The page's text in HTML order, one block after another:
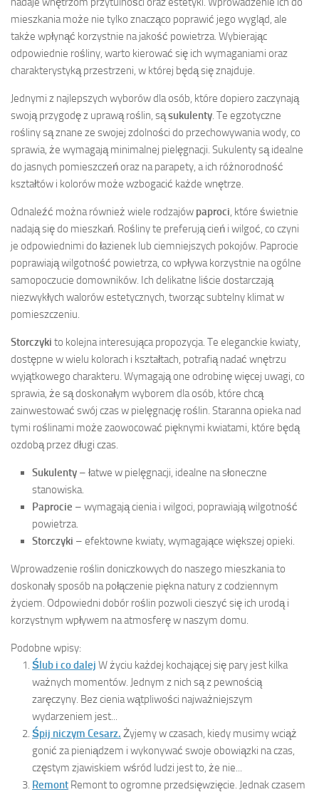
mieszkania może nie tylko znacząco poprawić jego wygląd, ale
także wpłynąć korzystnie na jakość powietrza. Wybierając
odpowiednie rośliny, warto kierować się ich wymaganiami oraz
charakterystyką przestrzeni, w której będą się znajduje.
Jednymi z najlepszych wyborów dla osób, które dopiero zaczynają
swoją przygodę z uprawą roślin, sąsukulenty. Te egzotyczne
rośliny są znane ze swojej zdolności do przechowywania wody, co
sprawia, że wymagają minimalnej pielęgnacji. Sukulenty są idealne
do jasnych pomieszczeń oraz na parapety, a ich różnorodność
kształtów i kolorów może wzbogacić każde wnętrze.
Odnaleźć można również wiele rodzajów paproci, które świetnie
nadają się do mieszkań. Rośliny te preferują cień i wilgoć, co czyni
je odpowiednimi do łazienek lub ciemniejszych pokojów. Paprocie
poprawiają wilgotność powietrza, co wpływa korzystnie na ogólne
samopoczucie domowników. Ich delikatne liście dostarczają
niezwykłych walorów estetycznych, tworząc subtelny klimat w
pomieszczeniu.
Storczyki to kolejna interesująca propozycja. Te eleganckie kwiaty,
dostępne w wielu kolorach i kształtach, potrafią nadać wnętrzu
wyjątkowego charakteru. Wymagają one odrobinę więcej uwagi, co
sprawia, że są doskonałym wyborem dla osób, które chcą
zainwestować swój czas w pielęgnację roślin. Staranna opieka nad
tymi roślinami może zaowocować pięknymi kwiatami, które będą
ozdobą przez długi czas.
Sukulenty – łatwe w pielęgnacji, idealne na słoneczne
stanowiska.
Paprocie – wymagają cienia i wilgoci, poprawiają wilgotność
powietrza.
Storczyki – efektowne kwiaty, wymagające większej opieki.
Wprowadzenie roślin doniczkowych do naszego mieszkania to
doskonały sposób na połączenie piękna natury z codziennym
życiem. Odpowiedni dobór roślin pozwoli cieszyć się ich urodą i
korzystnym wpływem na atmosferę w naszym domu.
Podobne wpisy:
Ślub i co dalej W życiu każdej kochającej się pary jest kilka
ważnych momentów. Jednym z nich są z pewnością
zaręczyny. Bez cienia wątpliwości najważniejszym
wydarzeniem jest...
Śpij niczym Cesarz. Żyjemy w czasach, kiedy musimy wciąż
gonić za pieniądzem i wykonywać swoje obowiązki na czas,
częstym zjawiskiem wśród ludzi jest to, że nie...
Remont Remont to ogromne przedsięwzięcie. Jednak czasem